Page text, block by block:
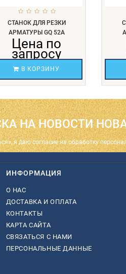
СТАНОК ДЛЯ РЕЗКИ
АРМАТУРЫ GQ 52A
Цена по
запросу
В КОРЗИНУ
НА НОВОСТИ
я даю cогласие на обработку
ИНФОРМАЦИЯ
О НАС
ДОСТАВКА И ОПЛАТА
КОНТАКТЫ
КАРТА САЙТА
СВЯЗАТЬСЯ С НАМИ
ПЕРСОНАЛЬНЫЕ ДАННЫЕ